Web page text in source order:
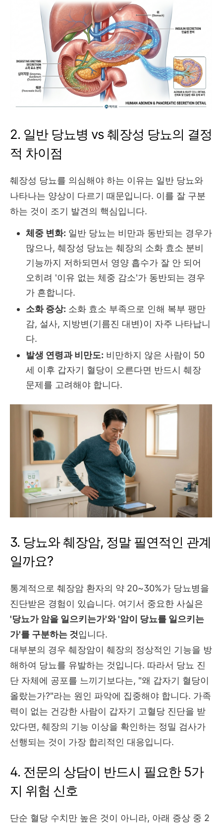
2. 일반 당뇨병 vs 췌장성 당뇨의 결정
적 차이점
췌장성 당뇨를 의심해야 하는 이유는 일반 당뇨와
나타나는 양상이 다르기 때문입니다. 이를 잘 구분
하는 것이 조기 발견의 핵심입니다.
체중 변화: 일반 당뇨는 비만과 동반되는 경우가
많으나, 췌장성 당뇨는 췌장의 소화 효소 분비
기능까지 저하되면서 영양 흡수가 잘 안 되어
오히려 '이유 없는 체중 감소'가 동반되는 경우
가 흔합니다.
소화 증상: 소화 효소 부족으로 인해 복부 팽만
감, 설사, 지방변(기름진 대변)이 자주 나타납니
다.
발생 연령과 비만도: 비만하지 않은 사람이 50
세 이후 갑자기 혈당이 오른다면 반드시 췌장
문제를 고려해야 합니다.
3. 당뇨와 췌장암, 정말 필연적인 관계
일까요?
통계적으로 췌장암 환자의 약 20~30%가 당뇨병을
진단받은 경험이 있습니다. 여기서 중요한 사실은
'당뇨가 암을 일으키는가'와 '암이 당뇨를 일으키는
가'를 구분하는 것입니다.
대부분의 경우 췌장암이 췌장의 정상적인 기능을 방
해하여 당뇨를 유발하는 것입니다. 따라서 당뇨 진
단 자체에 공포를 느끼기보다는, "왜 갑자기 혈당이
올랐는가?"라는 원인 파악에 집중해야 합니다. 가족
력이 없는 건강한 사람이 갑자기 고혈당 진단을 받
았다면, 췌장의 기능 이상을 확인하는 정밀 검사가
선행되는 것이 가장 합리적인 대응입니다.
4. 전문의 상담이 반드시 필요한 5가
지 위험 신호
단순 혈당 수치만 높은 것이 아니라, 아래 증상 중 2